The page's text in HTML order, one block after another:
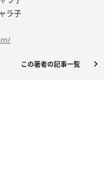
ラ子
この著者の記事一覧